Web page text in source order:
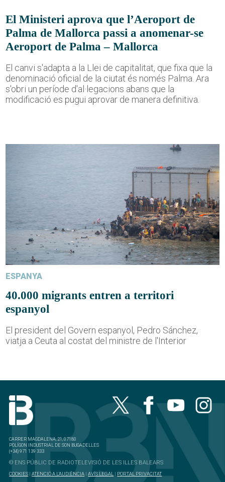
El Ministeri aprova que l’Aeroport de
Palma de Mallorca passi a anomenar-se
Aeroport de Palma – Mallorca
El canvi s'adapta a la Llei de capitalitat, que fixa que la
denominació oficial de la ciutat és només Palma. Ara
s'obri un període d'al·legacions abans que la
modificació es pugui aprovar de manera definitiva.
ESPANYA
40.000 migrants entren a territori
espanyol
El president del Govern espanyol, Pedro Sánchez,
viatja a Ceuta al costat del ministre de l'Interior
CARRER MAGDALENA, 21, 07180
POLÍGON INDUSTRIAL DE SON BUGADELLES
(+34) 971 139 333
© ENS PÚBLIC DE RADIOTELEVISIÓ DE LES ILLES BALEARS
COOKIES |ATENCIÓ A L'AUDIÈNCIA |AVÍS LEGAL | PORTAL PRIVACITAT